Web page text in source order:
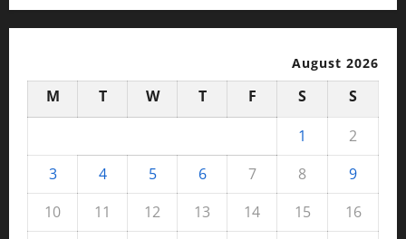
August 2026
M T W T F S
S
1
2
3
4 5 6 7 8
9
10
11 12 13 14 15
16